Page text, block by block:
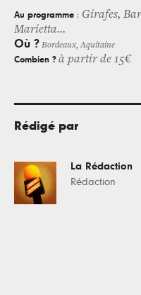
Au programme : Girafes,
Marietta...
Où ? Bordeaux, Aquitaine
Combien ? à partir de 15€
Rédigé par
La Rédaction
Rédaction